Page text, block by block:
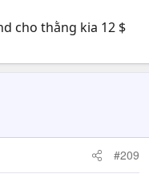
cho thằng kia 12 $
#209